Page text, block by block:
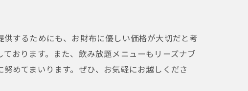
するためにも、お財布に優しい価格が大切だと考
おります。また、飲み放題メニューもリーズナブ
めてまいります。ぜひ、お気軽にお越しくださ